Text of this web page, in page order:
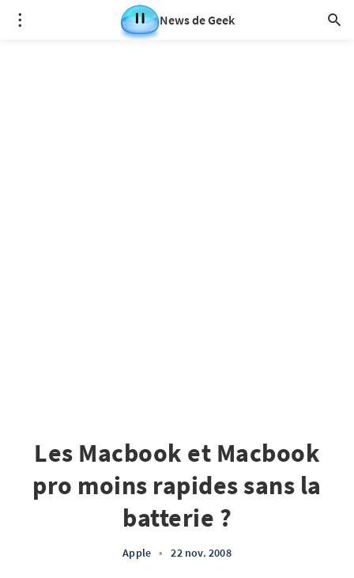
News de Geek
Les Macbook et Macbook
pro moins rapides sans la
batterie ?
Apple • 22 nov. 2008